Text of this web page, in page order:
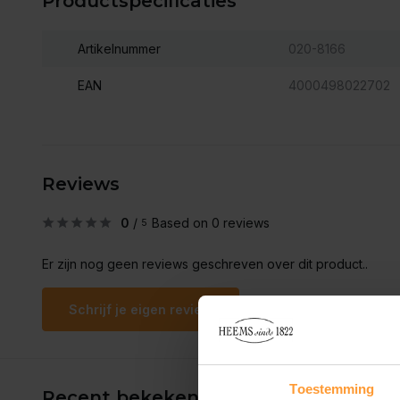
Toestemming
Artikelnummer 020-8166
EAN 4000498022702
Reviews
0 / 5 Based on 0 reviews
Er zijn nog geen reviews geschreven over dit product..
Schrijf je eigen review